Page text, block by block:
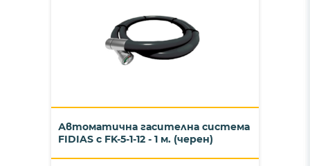
Автоматична гасителна система
FIDIAS с FK-5-1-12 - 1 м. (черен)